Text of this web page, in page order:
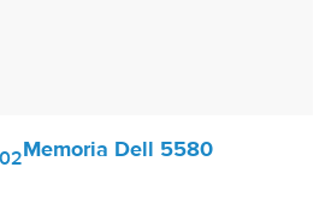
Memoria Dell 5580